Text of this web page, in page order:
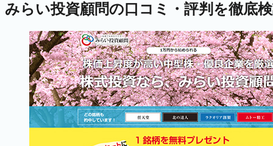
みらい投資顧問の口コミ・評判を徹底